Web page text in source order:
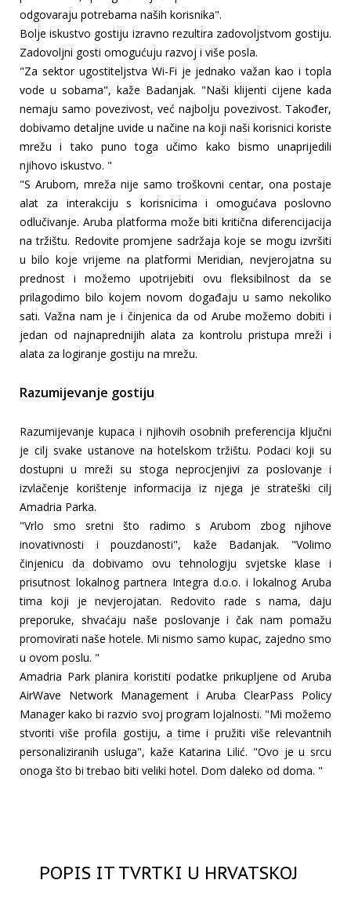
odgovaraju potrebama naših korisnika".
Bolje iskustvo gostiju izravno rezultira zadovoljstvom gostiju.
Zadovoljni gosti omogućuju razvoj i više posla.
"Za sektor ugostiteljstva Wi-Fi je jednako važan kao i topla
vode u sobama", kaže Badanjak. "Naši klijenti cijene kada
nemaju samo povezivost, već najbolju povezivost. Također,
dobivamo detaljne uvide u načine na koji naši korisnici koriste
mrežu i tako puno toga učimo kako bismo unaprijedili
njihovo iskustvo. "
"S Arubom, mreža nije samo troškovni centar, ona postaje
alat za interakciju s korisnicima i omogućava poslovno
odlučivanje. Aruba platforma može biti kritična diferencijacija
na tržištu. Redovite promjene sadržaja koje se mogu izvršiti
u bilo koje vrijeme na platformi Meridian, nevjerojatna su
prednost i možemo upotrijebiti ovu fleksibilnost da se
prilagodimo bilo kojem novom događaju u samo nekoliko
sati. Važna nam je i činjenica da od Arube možemo dobiti i
jedan od najnaprednijih alata za kontrolu pristupa mreži i
alata za logiranje gostiju na mrežu.
Razumijevanje gostiju
Razumijevanje kupaca i njihovih osobnih preferencija ključni
je cilj svake ustanove na hotelskom tržištu. Podaci koji su
dostupni u mreži su stoga neprocjenjivi za poslovanje i
izvlačenje korištenje informacija iz njega je strateški cilj
Amadria Parka.
"Vrlo smo sretni što radimo s Arubom zbog njihove
inovativnosti i pouzdanosti", kaže Badanjak. "Volimo
činjenicu da dobivamo ovu tehnologiju svjetske klase i
prisutnost lokalnog partnera Integra d.o.o. i lokalnog Aruba
tima koji je nevjerojatan. Redovito rade s nama, daju
preporuke, shvaćaju naše poslovanje i čak nam pomažu
promovirati naše hotele. Mi nismo samo kupac, zajedno smo
u ovom poslu. "
Amadria Park planira koristiti podatke prikupljene od Aruba
AirWave Network Management i Aruba ClearPass Policy
Manager kako bi razvio svoj program lojalnosti. "Mi možemo
stvoriti više profila gostiju, a time i pružiti više relevantnih
personaliziranih usluga", kaže Katarina Lilić. "Ovo je u srcu
onoga što bi trebao biti veliki hotel. Dom daleko od doma. "
POPIS IT TVRTKI U HRVATSKOJ